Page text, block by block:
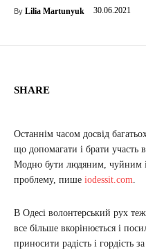
By Lilia Martunyuk 30.06.2021
SHARE
Останнім часом досвід
що допомагати і брати
Модно бути людяним, чуйним
проблему, пише iodessit.com.
В Одесі волонтерський рух
все більше вкорінюється і
приносити радість і гордість